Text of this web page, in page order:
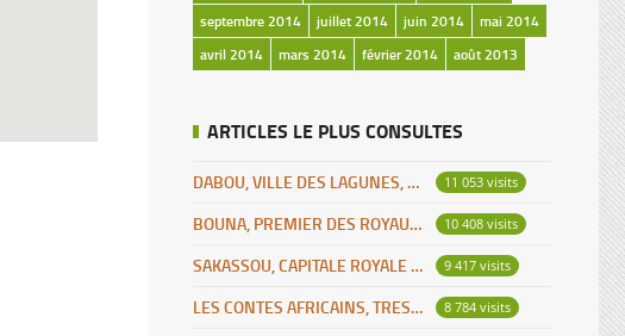
septembre 2014
juillet 2014 juin 2014
mai 2014
avril 2014
mars 2014 février 2014 août 2013
ARTICLES LE PLUS CONSULTES
DABOU, VILLE DES LAGUNES, CAPITALE DES ADJOUKROU 11 053 visits
BOUNA, PREMIER DES ROYAUMES DE CÔTE D’IVOIRE 10 408 visits
SAKASSOU, CAPITALE ROYALE DES BAOULES 9 417 visits
LES CONTES AFRICAINS, TRESOR POUR L’HUMANITE 8 784 visits